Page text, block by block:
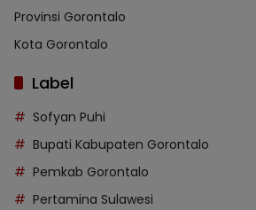
Provinsi Gorontalo
Kota Gorontalo
Label
Sofyan Puhi
Bupati Kabupaten Gorontalo
Pemkab Gorontalo
Pertamina Sulawesi